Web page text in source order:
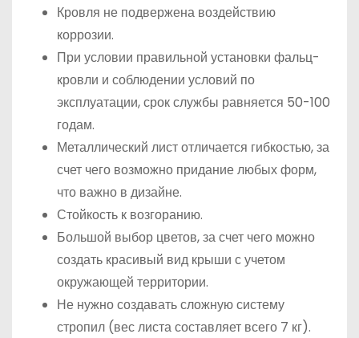
Кровля не подвержена воздействию
коррозии.
При условии правильной установки фальц-
кровли и соблюдении условий по
эксплуатации, срок службы равняется 50-100
годам.
Металлический лист отличается гибкостью, за
счет чего возможно придание любых форм,
что важно в дизайне.
Стойкость к возгоранию.
Большой выбор цветов, за счет чего можно
создать красивый вид крыши с учетом
окружающей территории.
Не нужно создавать сложную систему
стропил (вес листа составляет всего 7 кг).